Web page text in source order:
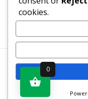
Termeni, Condiții
WWW.RECENZII-
REZERVATE
cookies.
0